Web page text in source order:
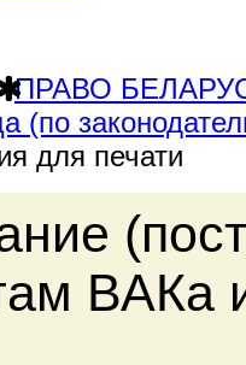
ПРАВО
(по
для печати
ВАКа